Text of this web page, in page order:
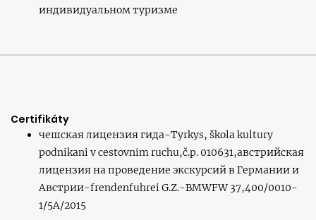
индивидуальном туризме
Certifikáty
чешская лицензия гида-Tyrkys, škola kultury
podnikani v cestovnim ruchu,č.p. 010631,австрийская
лицензия на проведение экскурсий в Германии и
Австрии-frendenfuhrei G.Z.-BMWFW 37,400/0010-
1/5A/2015